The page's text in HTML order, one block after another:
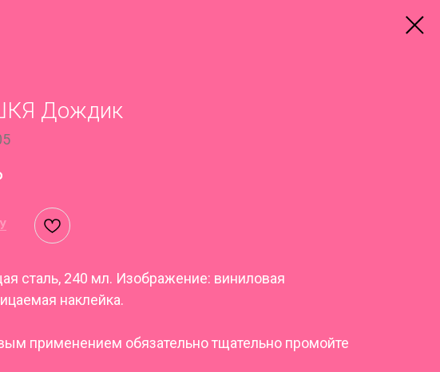
Дождик
сталь, 240 мл. Изображение: виниловая
наклейка.
применением обязательно тщательно промойте